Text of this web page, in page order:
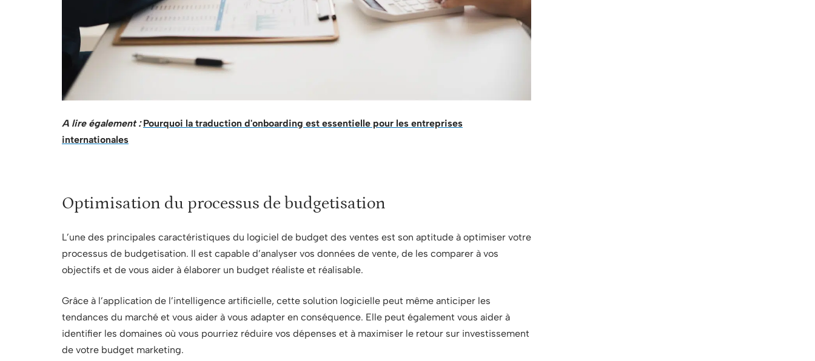
A lire également : Pourquoi la traduction d'onboarding est essentielle pour les entreprises
internationales
Optimisation du processus de budgetisation
L’une des principales caractéristiques du logiciel de budget des ventes est son aptitude à optimiser votre
processus de budgetisation. Il est capable d’analyser vos données de vente, de les comparer à vos
objectifs et de vous aider à élaborer un budget réaliste et réalisable.
Grâce à l’application de l’intelligence artificielle, cette solution logicielle peut même anticiper les
tendances du marché et vous aider à vous adapter en conséquence. Elle peut également vous aider à
identifier les domaines où vous pourriez réduire vos dépenses et à maximiser le retour sur investissement
de votre budget marketing.